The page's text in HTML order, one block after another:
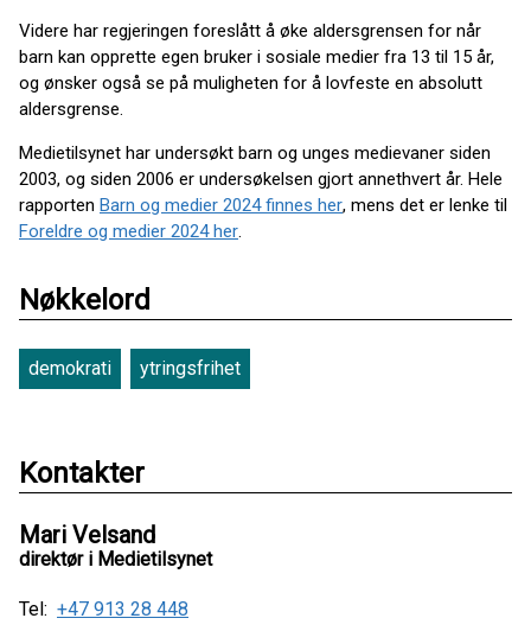
Videre har regjeringen foreslått å øke aldersgrensen for når
barn kan opprette egen bruker i sosiale medier fra 13 til 15 år,
og ønsker også se på muligheten for å lovfeste en absolutt
aldersgrense.
Medietilsynet har undersøkt barn og unges medievaner siden
2003, og siden 2006 er undersøkelsen gjort annethvert år. Hele
rapporten Barn og medier 2024 finnes her, mens det er lenke til
Foreldre og medier 2024 her.
Nøkkelord
demokrati ytringsfrihet
Kontakter
Mari Velsand
direktør i Medietilsynet
Tel: +47 913 28 448